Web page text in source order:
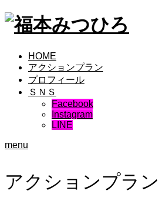
HOME
アクションプラン
プロフィール
ＳＮＳ
Facebook
Instagram
LINE
menu
アクションプラン